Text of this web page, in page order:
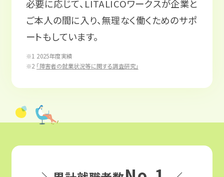
必要に応じて、LITALICOワークスが企業と
ご本人の間に入り、無理なく働くためのサポ
ートもしています。
※1 2025年度実績
※2 「障害者の就業状況等に関する調査研究」